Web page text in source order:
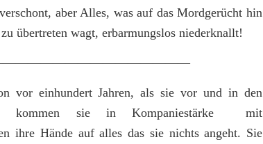
aber Alles, was auf das Mordgerücht hin
übertreten wagt, erbarmungslos niederknallt!
vor einhundert Jahren, als sie vor und in den
kommen sie in Kompaniestärke mit
ihre Hände auf alles das sie nichts angeht. Sie